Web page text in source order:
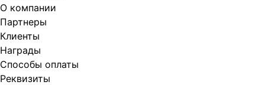
О компании
Партнеры
Клиенты
Награды
Способы оплаты
Реквизиты